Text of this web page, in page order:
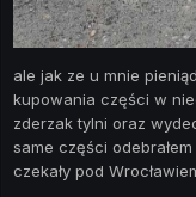
ale jak ze u mnie
kupowania części w
zderzak tylni oraz
same części
czekały pod